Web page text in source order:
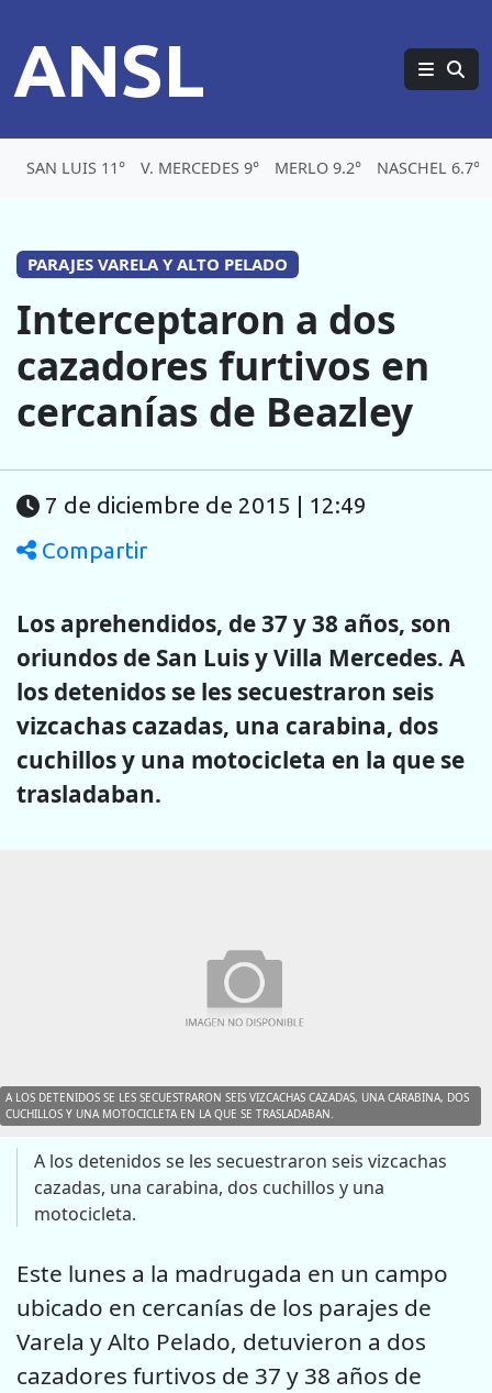
ANSL
SAN LUIS 11° V. MERCEDES 9° MERLO 9.2° NASCHEL 6.7°
PARAJES VARELA Y ALTO PELADO
Interceptaron a dos
cazadores furtivos en
cercanías de Beazley
7 de diciembre de 2015 | 12:49
Compartir
Los aprehendidos, de 37 y 38 años, son
oriundos de San Luis y Villa Mercedes. A
los detenidos se les secuestraron seis
vizcachas cazadas, una carabina, dos
cuchillos y una motocicleta en la que se
trasladaban.
A LOS DETENIDOS SE LES SECUESTRARON SEIS VIZCACHAS CAZADAS, UNA CARABINA, DOS
CUCHILLOS Y UNA MOTOCICLETA EN LA QUE SE TRASLADABAN.
A los detenidos se les secuestraron seis vizcachas
cazadas, una carabina, dos cuchillos y una
motocicleta.
Este lunes a la madrugada en un campo
ubicado en cercanías de los parajes de
Varela y Alto Pelado, detuvieron a dos
cazadores furtivos de 37 y 38 años de